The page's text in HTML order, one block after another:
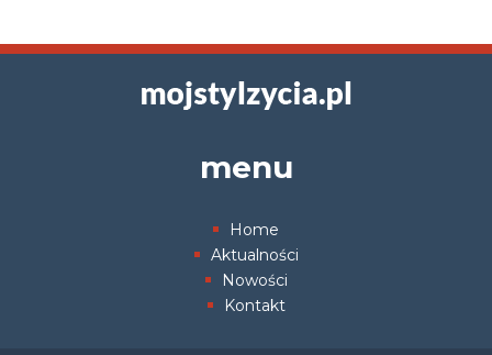
menu
Home
Aktualności
Nowości
Kontakt